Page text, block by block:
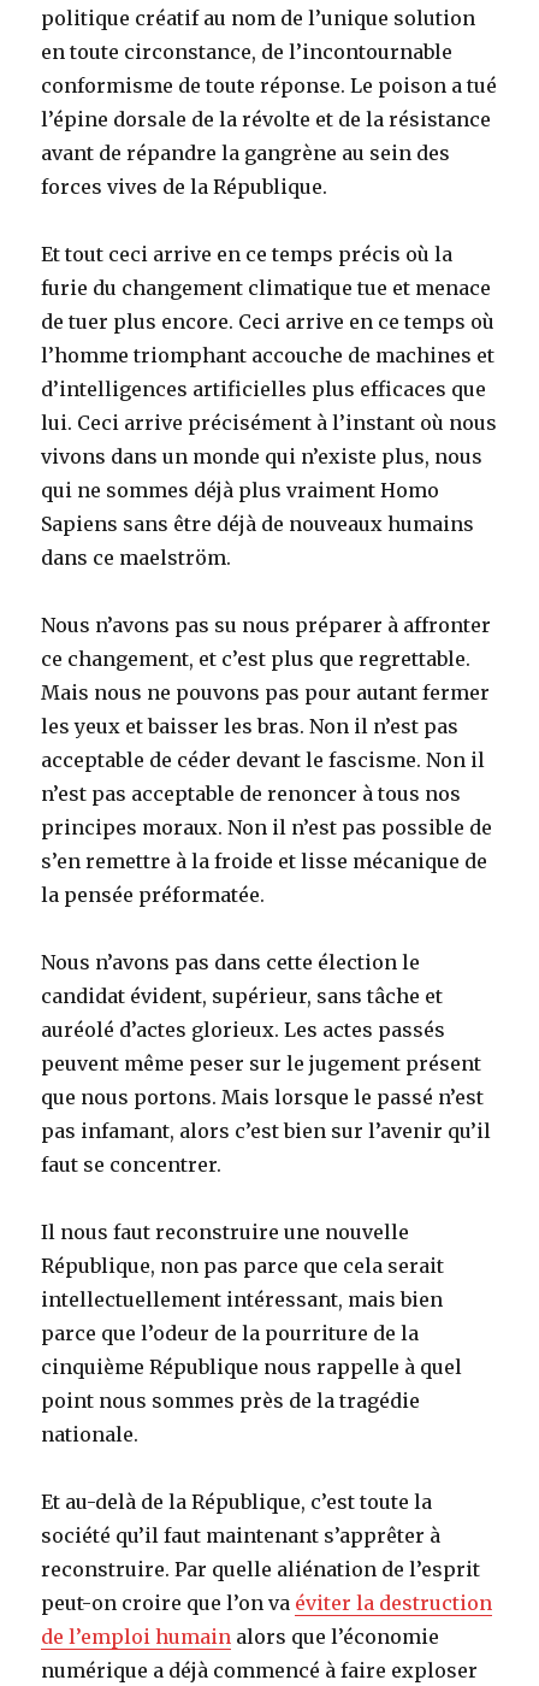
politique créatif au nom de l’unique solution
en toute circonstance, de l’incontournable
conformisme de toute réponse. Le poison a tué
l’épine dorsale de la révolte et de la résistance
avant de répandre la gangrène au sein des
forces vives de la République.
Et tout ceci arrive en ce temps précis où la
furie du changement climatique tue et menace
de tuer plus encore. Ceci arrive en ce temps où
l’homme triomphant accouche de machines et
d’intelligences artificielles plus efficaces que
lui. Ceci arrive précisément à l’instant où nous
vivons dans un monde qui n’existe plus, nous
qui ne sommes déjà plus vraiment Homo
Sapiens sans être déjà de nouveaux humains
dans ce maelström.
Nous n’avons pas su nous préparer à affronter
ce changement, et c’est plus que regrettable.
Mais nous ne pouvons pas pour autant fermer
les yeux et baisser les bras. Non il n’est pas
acceptable de céder devant le fascisme. Non il
n’est pas acceptable de renoncer à tous nos
principes moraux. Non il n’est pas possible de
s’en remettre à la froide et lisse mécanique de
la pensée préformatée.
Nous n’avons pas dans cette élection le
candidat évident, supérieur, sans tâche et
auréolé d’actes glorieux. Les actes passés
peuvent même peser sur le jugement présent
que nous portons. Mais lorsque le passé n’est
pas infamant, alors c’est bien sur l’avenir qu’il
faut se concentrer.
Il nous faut reconstruire une nouvelle
République, non pas parce que cela serait
intellectuellement intéressant, mais bien
parce que l’odeur de la pourriture de la
cinquième République nous rappelle à quel
point nous sommes près de la tragédie
nationale.
Et au-delà de la République, c’est toute la
société qu’il faut maintenant s’apprêter à
reconstruire. Par quelle aliénation de l’esprit
peut-on croire que l’on va éviter la destruction
de l’emploi humain alors que l’économie
numérique a déjà commencé à faire exploser